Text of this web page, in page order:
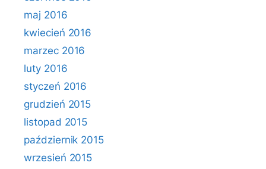
maj 2016
kwiecień 2016
marzec 2016
luty 2016
styczeń 2016
grudzień 2015
listopad 2015
październik 2015
wrzesień 2015